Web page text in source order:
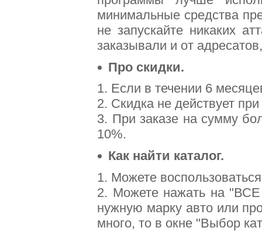
минимальные средства
не запускайте никаких
заказывали и от
Про скидки.
1. Если в течении 6
2. Скидка не действует
3. При заказе на сумму
10%.
Как найти каталог.
1. Можете
2. Можете нажать на
нужную марку авто или
много, то в окне "Выбор